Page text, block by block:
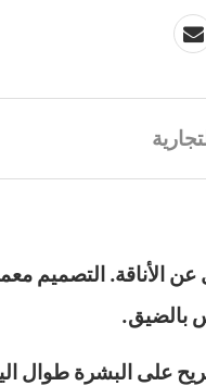
الأناقة. التصميم
بالضيق.
على البشرة طوال